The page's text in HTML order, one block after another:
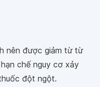
nên được giảm từ từ
chế nguy cơ xảy
đột ngột.